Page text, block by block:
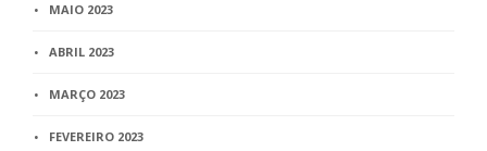
MAIO 2023
ABRIL 2023
MARÇO 2023
FEVEREIRO 2023